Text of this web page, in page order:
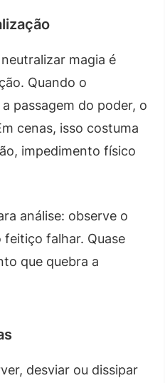
magia é
Quando o
passagem do poder, o
cenas, isso costuma
impedimento físico
análise: observe o
falhar. Quase
que quebra a
desviar ou dissipar